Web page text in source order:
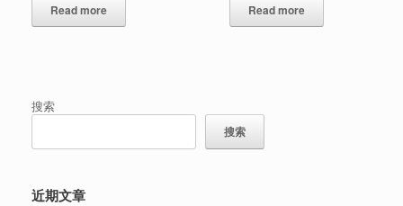
Read more Read more
搜索
搜索
近期文章